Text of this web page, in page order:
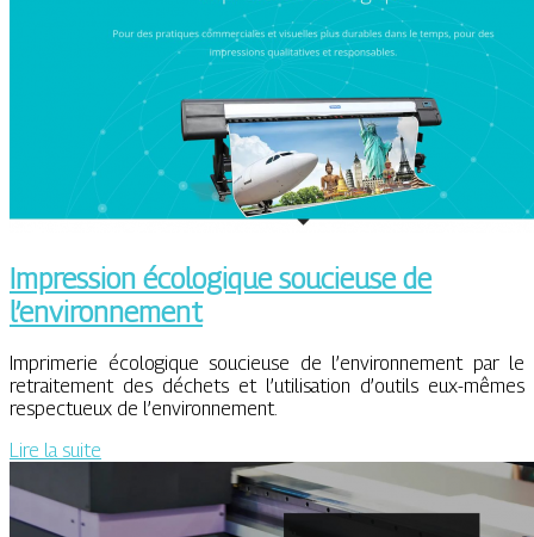
Impression écologique soucieuse de
l’environnement
Imprimerie écologique soucieuse de l’environnement par le
retraitement des déchets et l’utilisation d’outils eux-mêmes
respectueux de l’environnement.
Lire la suite